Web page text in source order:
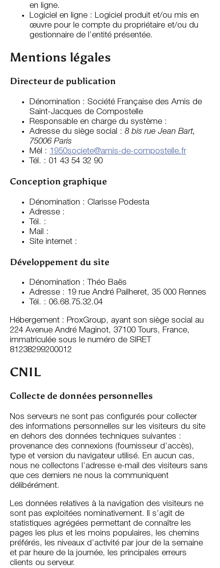
en ligne.
Logiciel en ligne : Logiciel produit et/ou mis en
œuvre pour le compte du propriétaire et/ou du
gestionnaire de l’entité présentée.
Mentions légales
Directeur de publication
Dénomination : Société Française des Amis de
Saint-Jacques de Compostelle
Responsable en charge du système :
Adresse du siège social : 8 bis rue Jean Bart,
75006 Paris
Mèl : 1950societe@amis-de-compostelle.fr
Tél. : 01 43 54 32 90
Conception graphique
Dénomination : Clarisse Podesta
Adresse :
Tél. :
Mail :
Site internet :
Développement du site
Dénomination : Théo Baës
Adresse : 19 rue André Pailheret, 35 000 Rennes
Tél. : 06.68.75.32.04
Hébergement : ProxGroup, ayant son siège social au
224 Avenue André Maginot, 37100 Tours, France,
immatriculée sous le numéro de SIRET
81238299200012
CNIL
Collecte de données personnelles
Nos serveurs ne sont pas configurés pour collecter
des informations personnelles sur les visiteurs du site
en dehors des données techniques suivantes :
provenance des connexions (fournisseur d’accès),
type et version du navigateur utilisé. En aucun cas,
nous ne collectons l’adresse e-mail des visiteurs sans
que ces derniers ne nous la communiquent
délibérément.
Les données relatives à la navigation des visiteurs ne
sont pas exploitées nominativement. Il s’agit de
statistiques agrégées permettant de connaître les
pages les plus et les moins populaires, les chemins
préférés, les niveaux d’activité par jour de la semaine
et par heure de la journée, les principales erreurs
clients ou serveur.